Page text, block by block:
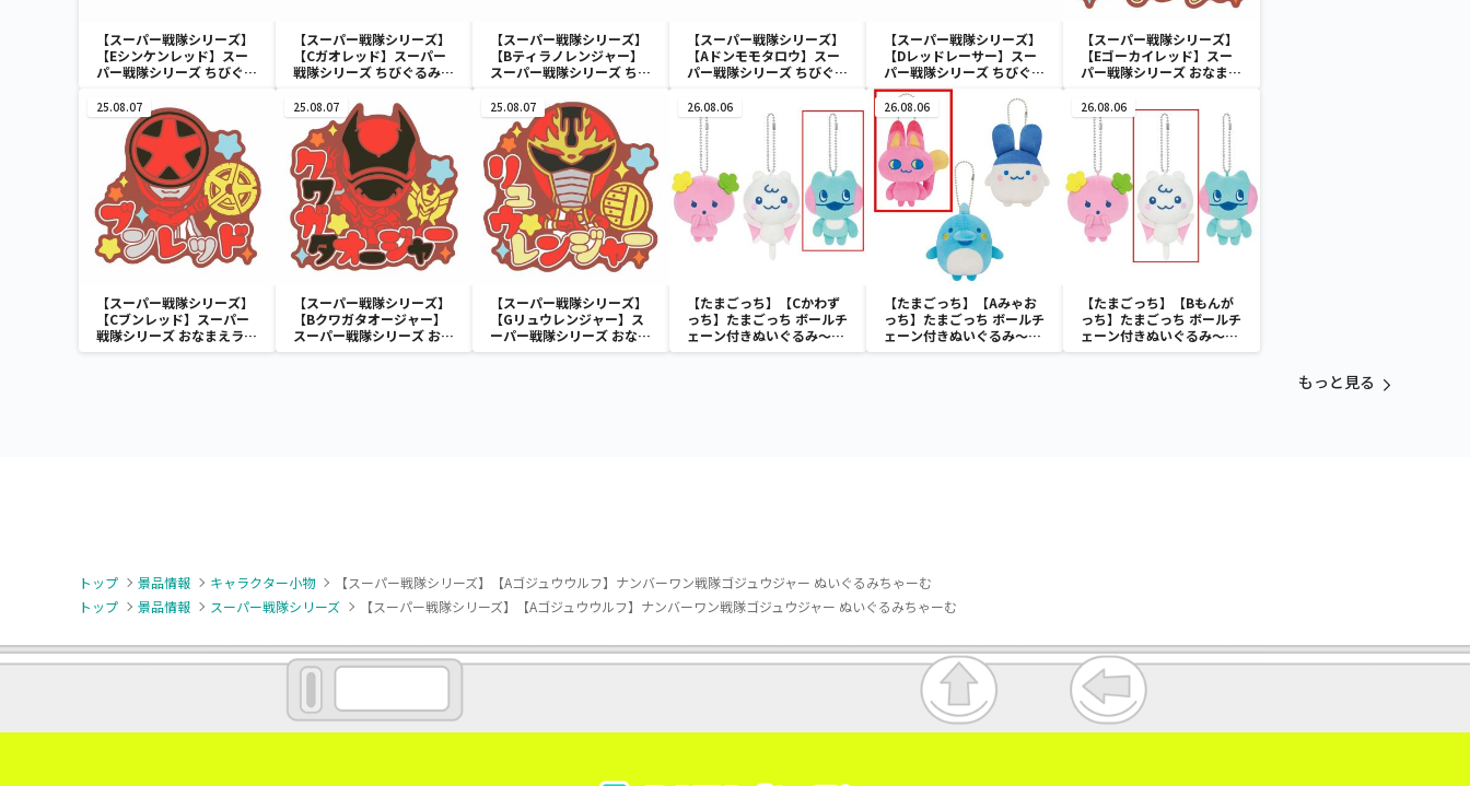
【スーパー戦隊シリーズ】
【Eシンケンレッド】スー
パー戦隊シリーズ ちびぐる
【スーパー戦隊シリーズ】
【Cガオレッド】スーパー
戦隊シリーズ ちびぐるみ～
【スーパー戦隊シリーズ】
【Bティラノレンジャー】
スーパー戦隊シリーズ ちび
【スーパー戦隊シリーズ】
【Aドンモモタロウ】スー
パー戦隊シリーズ ちびぐる
【スーパー戦隊シリーズ】
【Dレッドレーサー】スー
パー戦隊シリーズ ちびぐる
み～祝50周年～
【スーパー戦隊シリーズ】
【Eゴーカイレッド】スー
パー戦隊シリーズ おなまえ
25.08.07
【スーパー戦隊シリーズ】
【Cブンレッド】スーパー
戦隊シリーズ おなまえラバ
ーバッジvol.1
25.08.07
【スーパー戦隊シリーズ】
【Bクワガタオージャー】
スーパー戦隊シリーズ おな
まえラバーバッジvol.1
25.08.07
【スーパー戦隊シリーズ】
【Gリュウレンジャー】ス
ーパー戦隊シリーズ おなま
えラバーバッジvol.2
26.08.06
【たまごっち】【Cかわず
っち】たまごっち ボールチ
ェーン付きぬいぐるみ～
Tamagotchi Paradise～
26.08.06
【たまごっち】【Aみゃお
っち】たまごっち ボールチ
ェーン付きぬいぐるみ～
Tamagotchi Paradise～
26.08.06
【たまごっち】【Bもんが
っち】たまごっち ボールチ
ェーン付きぬいぐるみ～
Tamagotchi Paradise～
もっと見る
トップ 景品情報 キャラクター小物
【スーパー戦隊シリーズ】【Aゴジュウウルフ】ナンバーワン戦隊ゴジュウジャー ぬいぐるみちゃーむ
トップ
景品情報 スーパー戦隊シリーズ 【スーパー戦隊シリーズ】【Aゴジュウウルフ】ナンバーワン戦隊ゴジュウジャー ぬいぐるみちゃーむ